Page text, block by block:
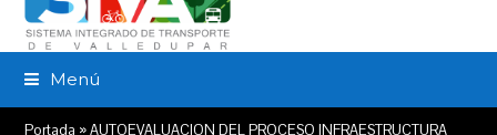
Menú
Portada »AUTOEVALUACION DEL PROCESO INFRAESTRUCTURA